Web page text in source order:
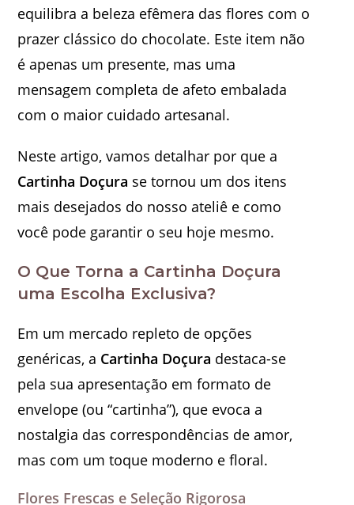
equilibra a beleza efêmera das flores com o
prazer clássico do chocolate. Este item não
é apenas um presente, mas uma
mensagem completa de afeto embalada
com o maior cuidado artesanal.
Neste artigo, vamos detalhar por que a
Cartinha Doçura se tornou um dos itens
mais desejados do nosso ateliê e como
você pode garantir o seu hoje mesmo.
O Que Torna a Cartinha Doçura
uma Escolha Exclusiva?
Em um mercado repleto de opções
genéricas, a Cartinha Doçura destaca-se
pela sua apresentação em formato de
envelope (ou “cartinha”), que evoca a
nostalgia das correspondências de amor,
mas com um toque moderno e floral.
Flores Frescas e Seleção Rigorosa